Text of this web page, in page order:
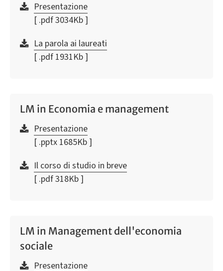
Presentazione
[ .pdf 3034Kb ]
La parola ai laureati
[ .pdf 1931Kb ]
LM in Economia e management
Presentazione
[ .pptx 1685Kb ]
Il corso di studio in breve
[ .pdf 318Kb ]
LM in Management dell'economia
sociale
Presentazione